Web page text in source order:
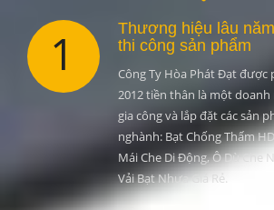
1
Thương hiệu lâu
thi công sản phẩm
Công Ty Hòa Phát Đạt
2012 tiền thân là một
gia công và lắp đặt các sản
nghành: Bạt Chống Thấm
Mái Che Di Động, Ô Dù Che
Vải Bạt Nhựa Giá Rẻ.